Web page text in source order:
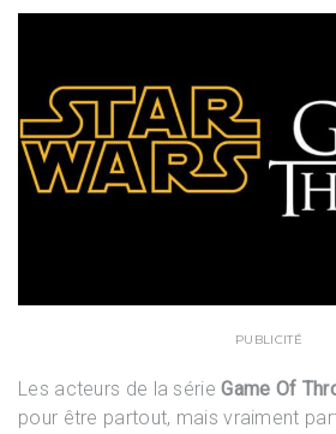
PUBLICITÉ
Les acteurs de la sérieGame Of
pour être partout, mais vraiment